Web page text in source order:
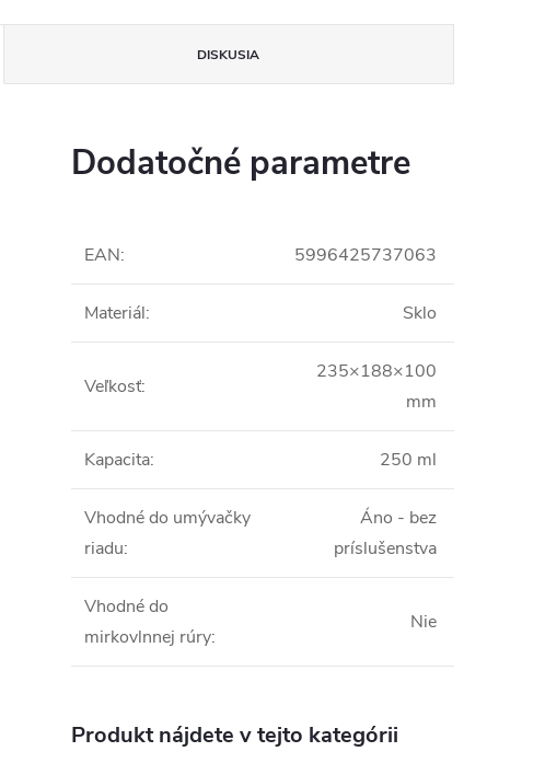
DISKUSIA
Dodatočné parametre
EAN: 5996425737063
Materiál: Sklo
Veľkosť:
235×188×100
mm
Kapacita: 250 ml
Vhodné do umývačky
riadu:
Áno - bez
príslušenstva
Vhodné do
mirkovlnnej rúry:
Nie
Produkt nájdete v tejto kategórii